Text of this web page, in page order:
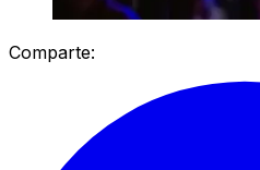
Comparte: